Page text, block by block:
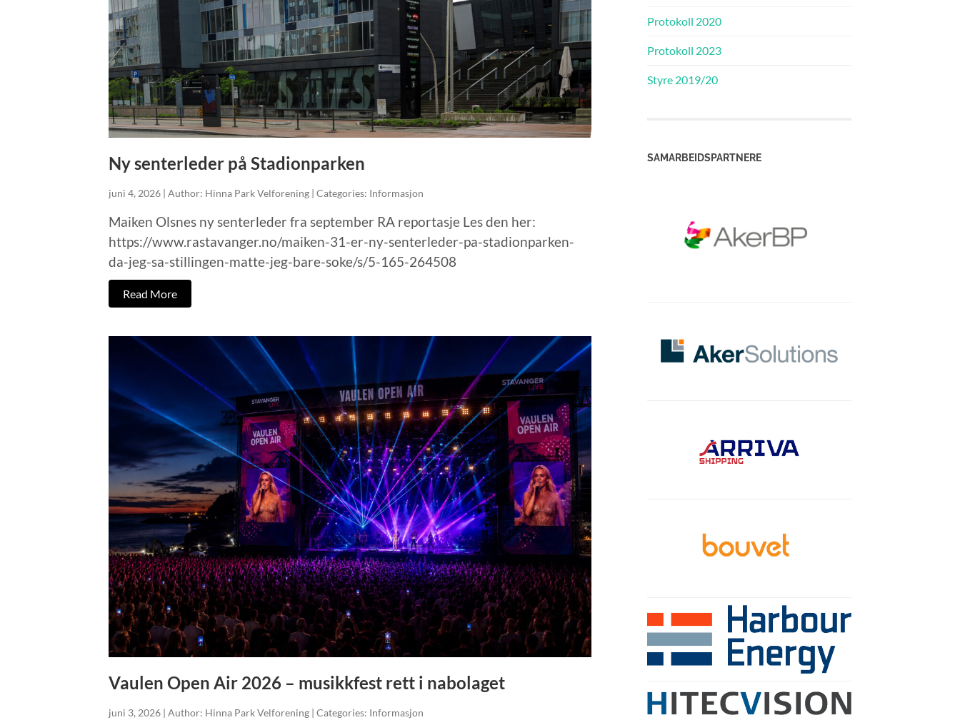
Ny senterleder på Stadionparken
juni 4, 2026 | Author: Hinna Park Velforening | Categories: Informasjon
Maiken Olsnes ny senterleder fra september RA reportasje Les den her:
https://www.rastavanger.no/maiken-31-er-ny-senterleder-pa-stadionparken-
da-jeg-sa-stillingen-matte-jeg-bare-soke/s/5-165-264508
Read More
Vaulen Open Air 2026 – musikkfest rett i nabolaget
juni 3, 2026 | Author: Hinna Park Velforening | Categories: Informasjon
Protokoll 2020
Protokoll 2023
Styre 2019/20
SAMARBEIDSPARTNERE